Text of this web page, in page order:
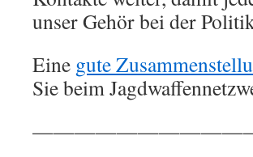
unser Gehör bei der
Eine gute
Sie beim